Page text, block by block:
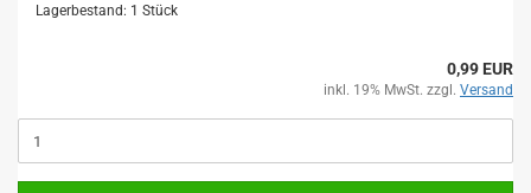
Lagerbestand: 1 Stück
0,99 EUR
inkl. 19% MwSt. zzgl. Versand